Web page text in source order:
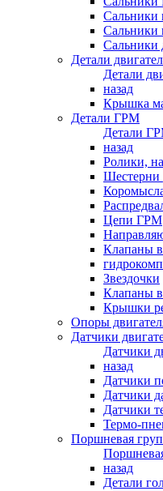
Сальники
Сальники
Сальники
Детали
Детали
назад
Крышка
Детали ГРМ
Детали
назад
Ролики,
Шестерни
Цепи ГРМ
Клапаны
Звездочки
Клапаны
Крышки
Опоры
Датчики
Датчики
назад
Датчики
Датчики
Датчики
Термо-
Поршневая
назад
Детали